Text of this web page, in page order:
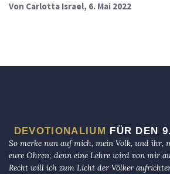
Von Carlotta Israel, 6. Mai 2022
DEVOTIONALIUM FÜR DEN
So merke nun auf mich, mein Volk, und ihr,
eure Ohren; denn eine Lehre wird von mir
Recht will ich zum Licht der Völker